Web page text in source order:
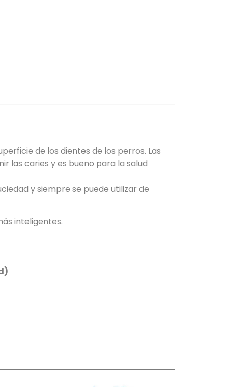
de los dientes de los perros. Las
las caries y es bueno para la salud
y siempre se puede utilizar de
inteligentes.